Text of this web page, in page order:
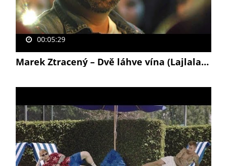
00:05:29
Marek Ztracený – Dvě láhve vína (Lajlalalaj) (oficiální video)